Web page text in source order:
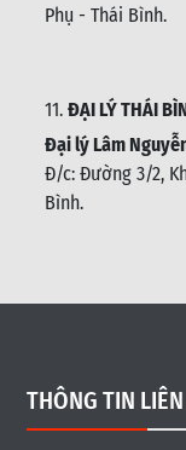
Phụ - Thái Bình.
11. ĐẠI LÝ THÁI
Đại lý Lâm
Đ/c: Đường 3/2,
Bình.
THÔNG TIN